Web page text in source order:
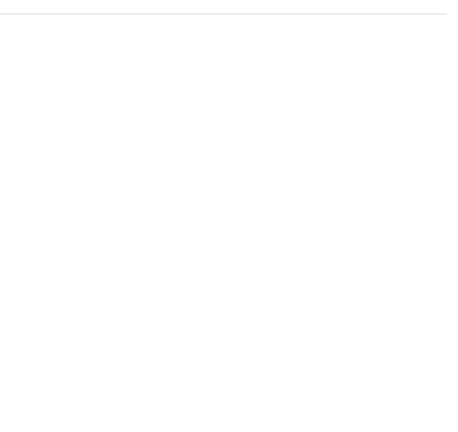
Les budgets militaires asphyxient le